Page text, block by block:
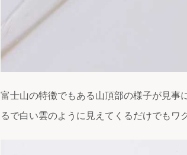
富士山の特徴でもある山頂部の様子が見事
るで白い雲のように見えてくるだけでもワ